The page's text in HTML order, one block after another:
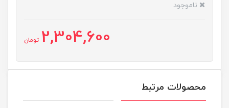
ناموجود
2,304,600 تومان
محصولات مرتبط